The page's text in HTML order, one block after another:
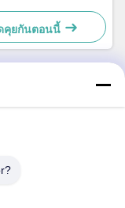
OEM
คุยกันตอนนี้
เลข 2-1 ถนน